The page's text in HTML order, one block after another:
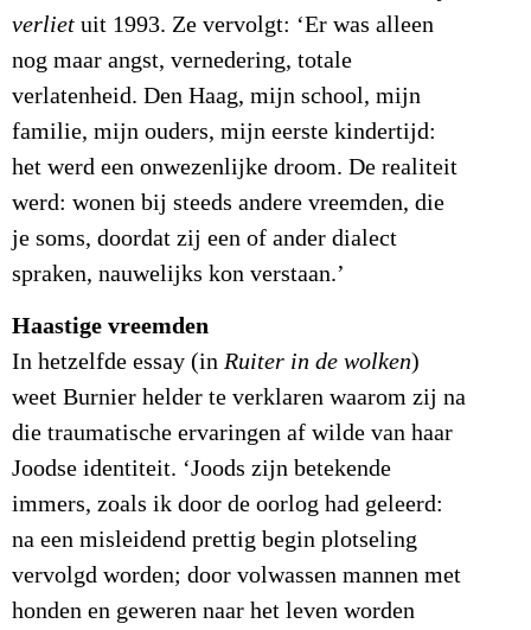
verliet uit 1993. Ze vervolgt: ‘Er was alleen
nog maar angst, vernedering, totale
verlatenheid. Den Haag, mijn school, mijn
familie, mijn ouders, mijn eerste kindertijd:
het werd een onwezenlijke droom. De realiteit
werd: wonen bij steeds andere vreemden, die
je soms, doordat zij een of ander dialect
spraken, nauwelijks kon verstaan.’
Haastige vreemden
In hetzelfde essay (in Ruiter in de wolken)
weet Burnier helder te verklaren waarom zij na
die traumatische ervaringen af wilde van haar
Joodse identiteit. ‘Joods zijn betekende
immers, zoals ik door de oorlog had geleerd:
na een misleidend prettig begin plotseling
vervolgd worden; door volwassen mannen met
honden en geweren naar het leven worden